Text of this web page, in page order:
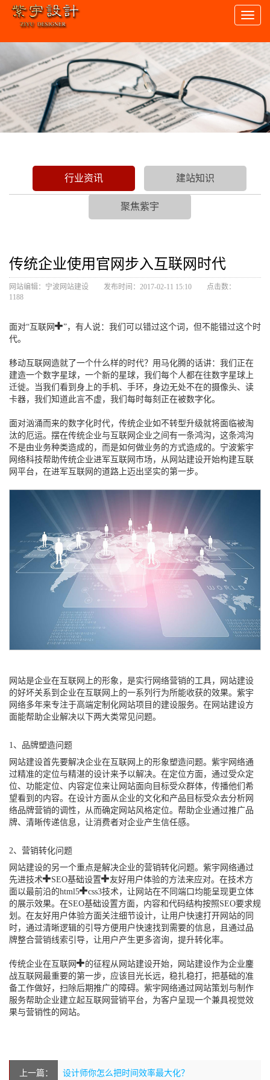
Toggle
行业资讯 建站知识
聚焦紫宇
传统企业使用官网步入互联网时代
网站编辑： 宁波网站建设 发布时间：2017-02-11 15:10
点击数：
1188
面对“互联网+”，有人说：我们可以错过这个词，但不能错过这个时
代。
移动互联网造就了一个什么样的时代？用马化腾的话讲：我们正在
建造一个数字星球，一个新的星球，我们每个人都在往数字星球上
迁徙。当我们看到身上的手机、手环，身边无处不在的摄像头、读
卡器，我们知道此言不虚，我们每时每刻正在被数字化。
面对汹涌而来的数字化时代，传统企业如不转型升级就将面临被淘
汰的厄运。摆在传统企业与互联网企业之间有一条鸿沟，这条鸿沟
不是由业务种类造成的，而是如何做业务的方式造成的。宁波紫宇
网络科技帮助传统企业进军互联网市场，从网站建设开始构建互联
网平台，在进军互联网的道路上迈出坚实的第一步。
网站是企业在互联网上的形象，是实行网络营销的工具，网站建设
的好坏关系到企业在互联网上的一系列行为所能收获的效果。紫宇
网络多年来专注于高端定制化网站项目的建设服务。在网站建设方
面能帮助企业解决以下两大类常见问题。
1、品牌塑造问题
网站建设首先要解决企业在互联网上的形象塑造问题。紫宇网络通
过精准的定位与精湛的设计来予以解决。在定位方面，通过受众定
位、功能定位、内容定位来让网站面向目标受众群体，传播他们希
望看到的内容。在设计方面从企业的文化和产品目标受众去分析网
络品牌营销的调性，从而确定网站风格定位。帮助企业通过推广品
牌、清晰传递信息，让消费者对企业产生信任感。
2、营销转化问题
网站建设的另一个重点是解决企业的营销转化问题。紫宇网络通过
先进技术+SEO基础设置+友好用户体验的方法来应对。在技术方
面以最前沿的html5+css3技术，让网站在不同端口均能呈现更立体
的展示效果。在SEO基础设置方面，内容和代码结构按照SEO要求规
划。在友好用户体验方面关注细节设计，让用户快速打开网站的同
时，通过清晰逻辑的引导方便用户快速找到需要的信息，且通过品
牌整合营销线索引导，让用户产生更多咨询，提升转化率。
传统企业在互联网+的征程从网站建设开始，网站建设作为企业鏖
战互联网最重要的第一步，应该目光长远，稳扎稳打，把基础的准
备工作做好，扫除后期推广的障碍。紫宇网络通过网站策划与制作
服务帮助企业建立起互联网营销平台，为客户呈现一个兼具视觉效
果与营销性的网站。
上一篇： 设计师你怎么把时间效率最大化？